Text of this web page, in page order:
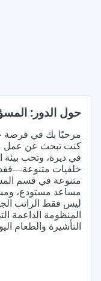
حول الدور:
مرحبًا بك في فرصة
كنت تبحث عن عمل
في ديرة، وتحب بيئة
خلفيات
متنوعة في قسم
مساعد مستودع،
المنظومة الداعمة
التأشيرة والطعام